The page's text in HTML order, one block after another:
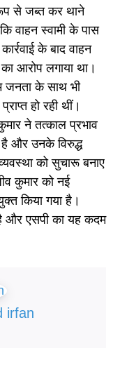
से जब्त कर थाने
वाहन स्वामी के पास
के बाद वाहन
आरोप लगाया था।
जनता के साथ भी
हो रही थीं।
ने तत्काल प्रभाव
है और उनके विरुद्ध
को सुचारू बनाए
कुमार को नई
किया गया है।
और एसपी का यह कदम
irfan